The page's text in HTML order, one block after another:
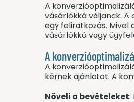
A
vásárlókká váljanak. A
egy feliratkozás.
vásárlókká vagy
A
A
kérnek ajánlatot. A
Növeli a bevételeket: